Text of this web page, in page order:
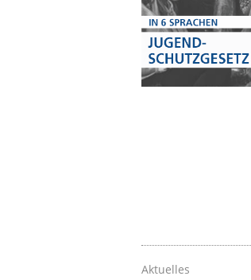
Aktuelles